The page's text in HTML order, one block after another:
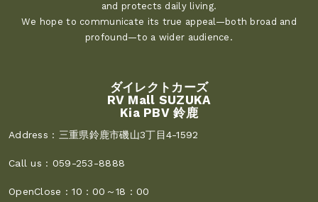
and protects daily living.
We hope to communicate its true appeal—both broad and
profound—to a wider audience.
ダイレクトカーズ
RV Mall SUZUKA
Kia PBV 鈴鹿
Address : 三重県鈴鹿市磯山3丁目4-1592
Call us : 059-253-8888
OpenClose :10：00～18：00